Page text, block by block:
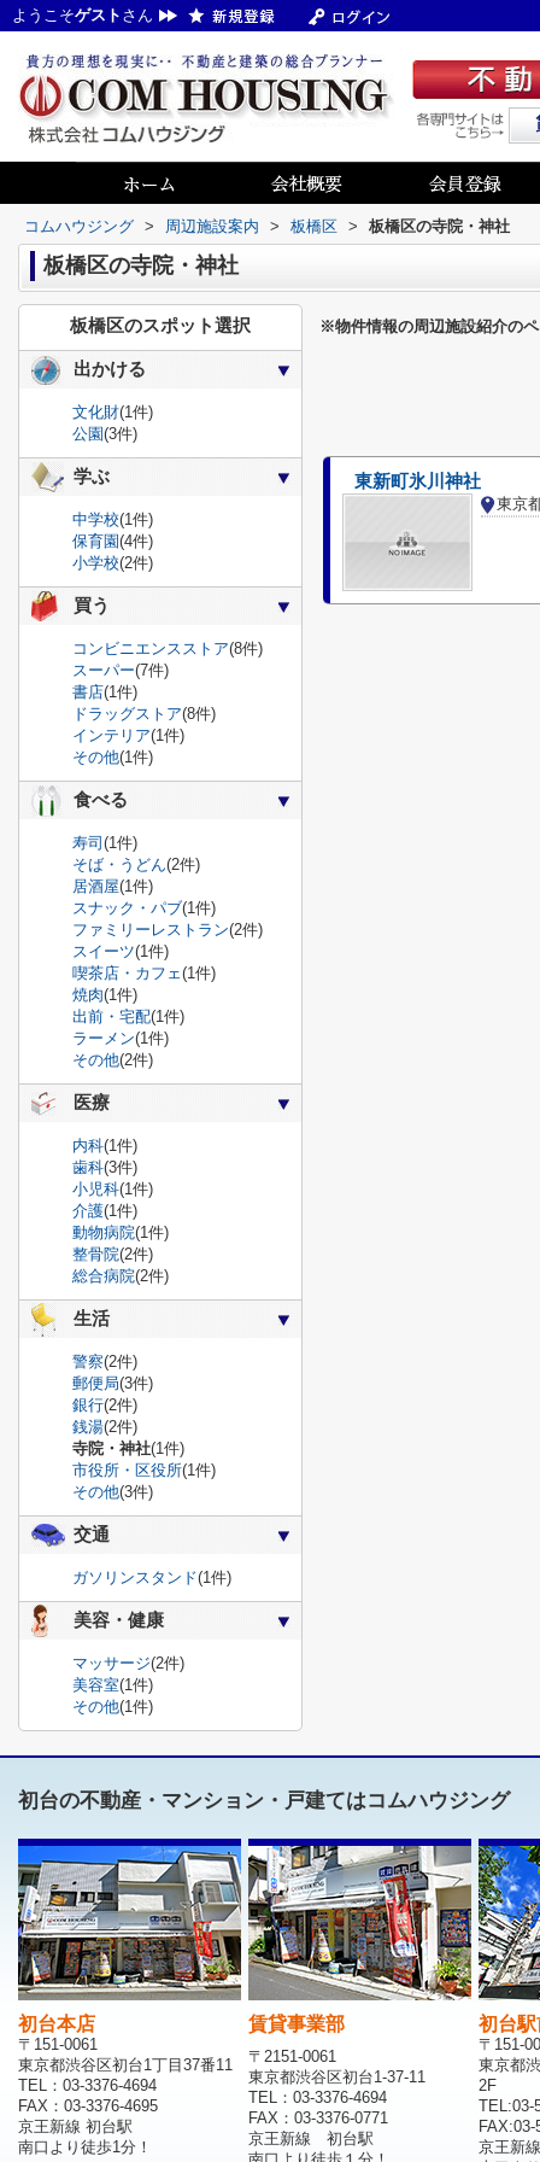
ようこそゲスト さん
コムハウジング > 周辺施設案内 > 板橋区 > 板橋区の寺院・神社
板橋区の寺院・神社
※物件情報の周辺施設紹介の
東新町氷川神社
東京
板橋区のスポット選択
出かける
文化財(1件)
公園(3件)
学ぶ
中学校(1件)
保育園(4件)
小学校(2件)
買う
コンビニエンスストア(8件)
スーパー(7件)
書店(1件)
ドラッグストア(8件)
インテリア(1件)
その他(1件)
食べる
寿司 (1件)
そば・うどん(2件)
居酒屋(1件)
スナック・パブ(1件)
ファミリーレストラン(2件)
スイーツ(1件)
喫茶店・カフェ(1件)
焼肉(1件)
出前・宅配(1件)
ラーメン(1件)
その他(2件)
医療
内科(1件)
歯科(3件)
小児科(1件)
介護(1件)
動物病院(1件)
整骨院(2件)
総合病院(2件)
生活
警察(2件)
郵便局(3件)
銀行(2件)
銭湯(2件)
寺院・神社(1件)
市役所・区役所(1件)
その他(3件)
交通
ガソリンスタンド(1件)
美容・健康
マッサージ(2件)
美容室(1件)
その他(1件)
初台の不動産・マンション・戸建てはコムハウジング
初台本店
〒151-0061
東京都渋谷区初台1丁目37番11
TEL：03-3376-4694
FAX：03-3376-4695
京王新線 初台駅
南口より徒歩1分！
賃貸事業部
〒2151-0061
東京都渋谷区初台1-37-11
TEL：03-3376-4694
FAX：03-3376-0771
京王新線 初台駅
初台
〒151-
東京都
2F
TEL:03-
FAX:03-
京王新